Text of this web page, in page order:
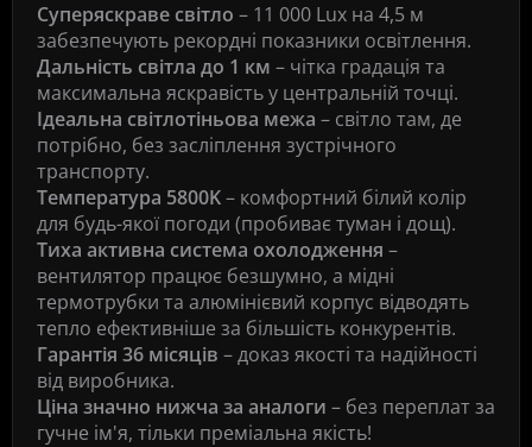
Суперяскраве світло – 11 000 Lux на 4,5 м
забезпечують рекордні показники освітлення.
Дальність світла до 1 км – чітка градація та
максимальна яскравість у центральній точці.
Ідеальна світлотіньова межа – світло там, де
потрібно, без засліплення зустрічного
транспорту.
Температура 5800K– комфортний білий колір
для будь-якої погоди (пробиває туман і дощ).
Тиха активна система охолодження –
вентилятор працює безшумно, а мідні
термотрубки та алюмінієвий корпус відводять
тепло ефективніше за більшість конкурентів.
Гарантія 36 місяців – доказ якості та надійності
від виробника.
Ціна значно нижча за аналоги – без переплат за
гучне ім'я, тільки преміальна якість!